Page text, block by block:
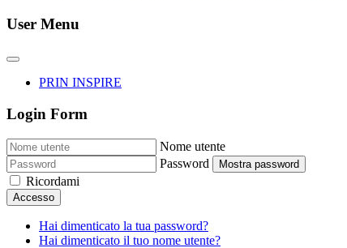
User Menu
PRIN INSPIRE
Login Form
Nome utente
Password
Mostra password
Ricordami
Accesso
Hai dimenticato la tua password?
Hai dimenticato il tuo nome utente?